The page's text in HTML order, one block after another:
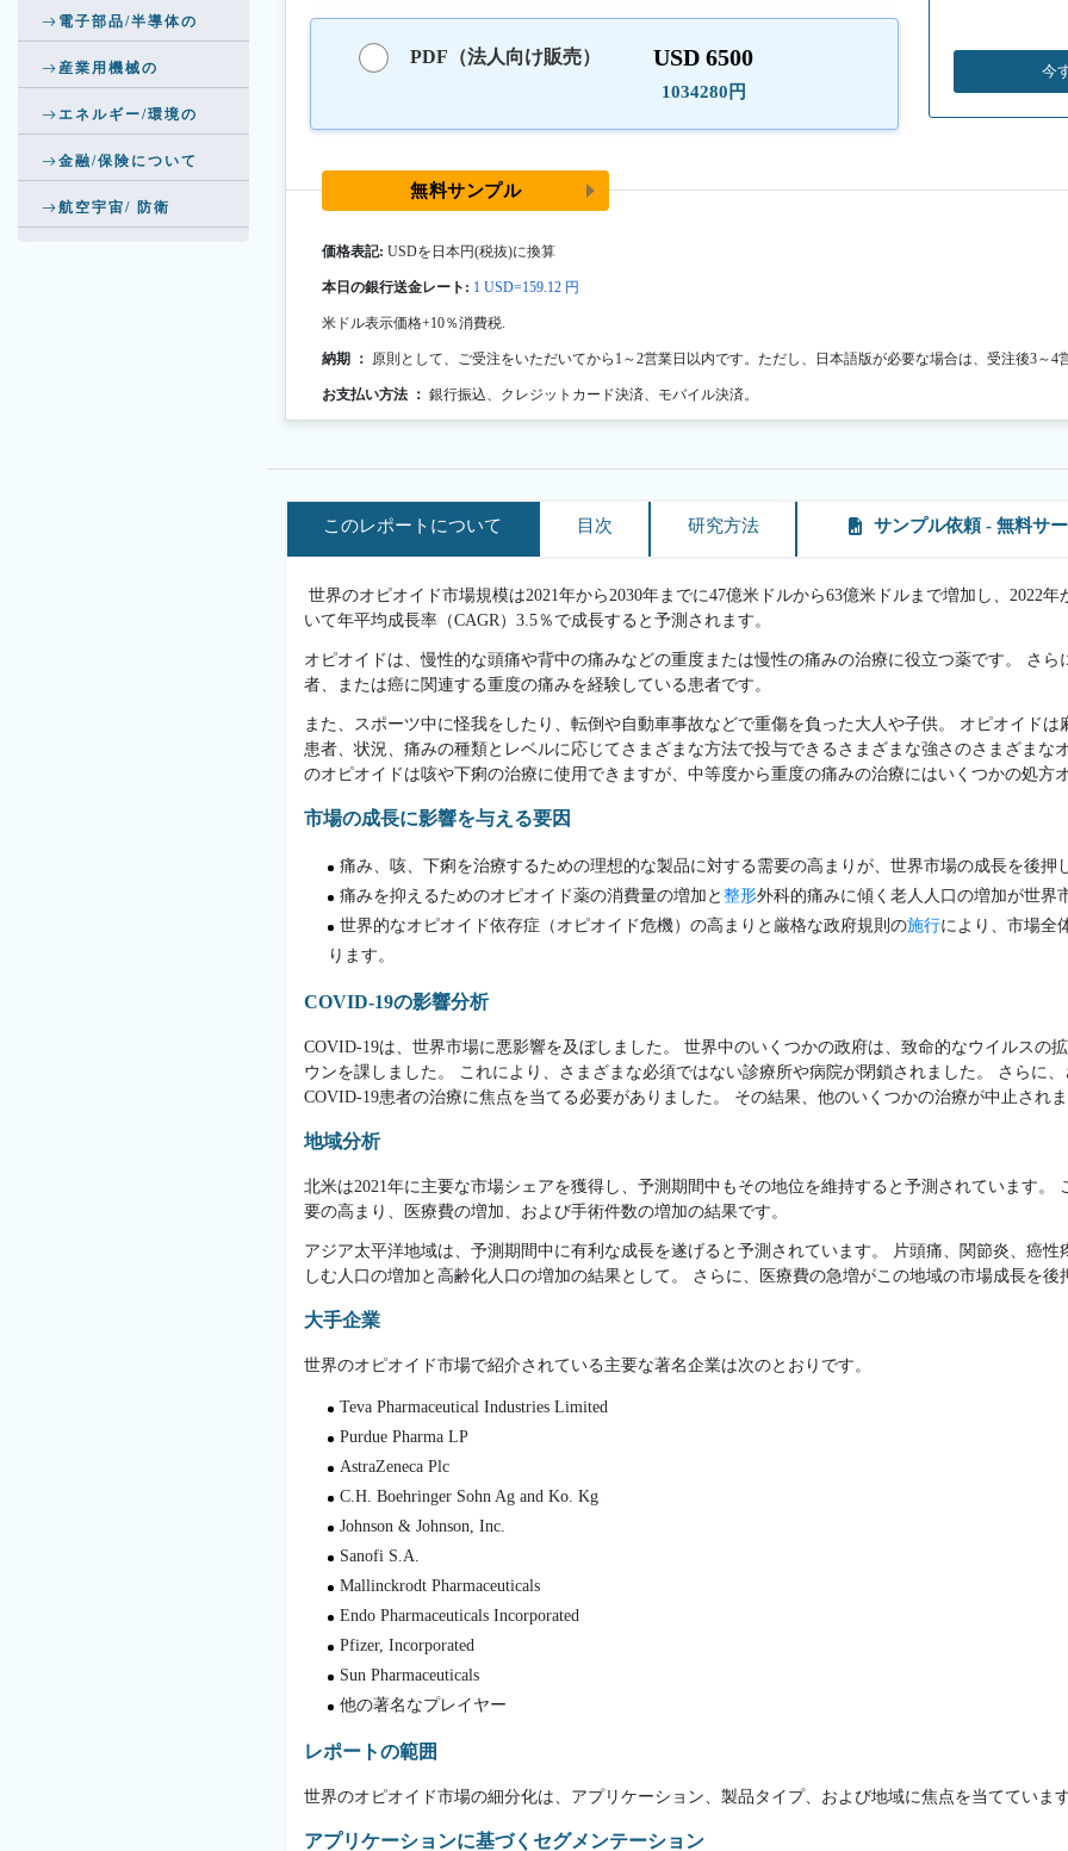
電子部品/半導体の
産業用機械の
エネルギー/環境の
金融/保険について
航空宇宙/ 防衛
PDF（法人向け販売） USD 6500
1034280円
今
無料サンプル
価格表記: USDを日本円(税抜)に換算
本日の銀行送金レート: 1 USD=159.12 円
米ドル表示価格+10％消費税.
納期 ： 原則として、ご受注をいただいてから1～2営業日以内です。ただし、日本語版が必要な場合は、受注後3～4
お支払い方法 ： 銀行振込、クレジットカード決済、モバイル決済。
このレポートについて 目次 研究方法 サンプル依頼 - 無料サ
世界のオピオイド市場規模は2021年から2030年までに47億米ドルから63億米ドルまで増加し、2022
いて年平均成長率（CAGR）3.5％で成長すると予測されます。
オピオイドは、慢性的な頭痛や背中の痛みなどの重度または慢性の痛みの治療に役立つ薬です。 さら
者、または癌に関連する重度の痛みを経験している患者です。
また、スポーツ中に怪我をしたり、転倒や自動車事故などで重傷を負った大人や子供。 オピオイド
患者、状況、痛みの種類とレベルに応じてさまざまな方法で投与できるさまざまな強さのさまざまな
のオピオイドは咳や下痢の治療に使用できますが、中等度から重度の痛みの治療にはいくつかの処方
市場の成長に影響を与える要因
痛み、咳、下痢を治療するための理想的な製品に対する需要の高まりが、世界市場の成長を後押
痛みを抑えるためのオピオイド薬の消費量の増加と 整形外科的痛みに傾く老人人口の増加が世界
世界的なオピオイド依存症（オピオイド危機）の高まりと厳格な政府規則の施行により、市場全
ります。
COVID-19の影響分析
COVID-19は、世界市場に悪影響を及ぼしました。 世界中のいくつかの政府は、致命的なウイルスの
ウンを課しました。 これにより、さまざまな必須ではない診療所や病院が閉鎖されました。 さらに
COVID-19患者の治療に焦点を当てる必要がありました。 その結果、他のいくつかの治療が中止され
地域分析
北米は2021年に主要な市場シェアを獲得し、予測期間中もその地位を維持すると予測されています。
要の高まり、医療費の増加、および手術件数の増加の結果です。
アジア太平洋地域は、予測期間中に有利な成長を遂げると予測されています。 片頭痛、関節炎、癌
しむ人口の増加と高齢化人口の増加の結果として。 さらに、医療費の急増がこの地域の市場成長を後
大手企業
世界のオピオイド市場で紹介されている主要な著名企業は次のとおりです。
Teva Pharmaceutical Industries Limited
Purdue Pharma LP
AstraZeneca Plc
C.H. Boehringer Sohn Ag and Ko. Kg
Johnson & Johnson, Inc.
Sanofi S.A.
Mallinckrodt Pharmaceuticals
Endo Pharmaceuticals Incorporated
Pfizer, Incorporated
Sun Pharmaceuticals
他の著名なプレイヤー
レポートの範囲
世界のオピオイド市場の細分化は、アプリケーション、製品タイプ、および地域に焦点を当てていま
アプリケーションに基づくセグメンテーション